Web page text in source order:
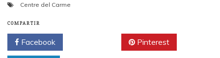
Centre del Carme
COMPARTIR
Facebook Pinterest